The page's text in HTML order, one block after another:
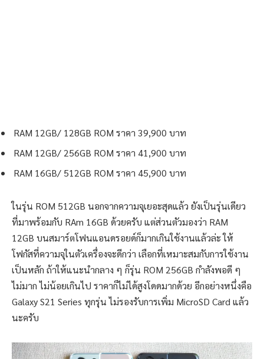
RAM 12GB/ 128GB ROM ราคา 39,900 บาท
RAM 12GB/ 256GB ROM ราคา 41,900 บาท
RAM 16GB/ 512GB ROM ราคา 45,900 บาท
ในรุ่น ROM 512GB นอกจากความจุเยอะสุดแล้ว ยังเป็นรุ่นเดียว
ที่มาพร้อมกับ RAm 16GB ด้วยครับ แต่ส่วนตัวมองว่า RAM
12GB บนสมาร์ตโฟนแอนดรอยด์ก็มากเกินใช้งานแล้วล่ะ ให้
โฟกัสที่ความจุในตัวเครื่องจะดีกว่า เลือกที่เหมาะสมกับการใช้งาน
เป็นหลัก ถ้าให้แนะนำกลาง ๆ ก็รุ่น ROM 256GB กำลังพอดี ๆ
ไม่มาก ไม่น้อยเกินไป ราคาก็ไม่ได้สูงโดดมากด้วย อีกอย่างหนึ่งคือ
Galaxy S21 Series ทุกรุ่น ไม่รองรับการเพิ่ม MicroSD Card แล้ว
นะครับ